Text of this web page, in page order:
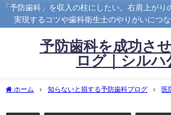
「予防歯科」を収入の柱にしたい。右肩上が
実現するコツや歯科衛生士のやりがいにつ
予防歯科を成功さ
ログ｜シルハ
ホーム 知らないと損する予防歯科ブログ 医